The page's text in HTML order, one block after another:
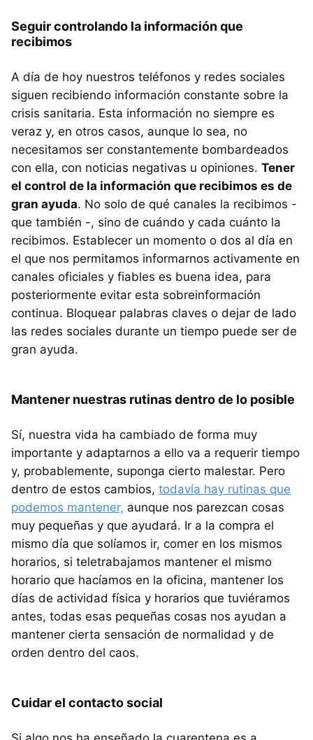
Seguir controlando la información que
recibimos
A día de hoy nuestros teléfonos y redes sociales
siguen recibiendo información constante sobre la
crisis sanitaria. Esta información no siempre es
veraz y, en otros casos, aunque lo sea, no
necesitamos ser constantemente bombardeados
con ella, con noticias negativas u opiniones. Tener
el control de la información que recibimos es de
gran ayuda. No solo de qué canales la recibimos -
que también -, sino de cuándo y cada cuánto la
recibimos. Establecer un momento o dos al día en
el que nos permitamos informarnos activamente en
canales oficiales y fiables es buena idea, para
posteriormente evitar esta sobreinformación
continua. Bloquear palabras claves o dejar de lado
las redes sociales durante un tiempo puede ser de
gran ayuda.
Mantener nuestras rutinas dentro de lo posible
Sí, nuestra vida ha cambiado de forma muy
importante y adaptarnos a ello va a requerir tiempo
y, probablemente, suponga cierto malestar. Pero
dentro de estos cambios, todavía hay rutinas que
podemos mantener, aunque nos parezcan cosas
muy pequeñas y que ayudará. Ir a la compra el
mismo día que solíamos ir, comer en los mismos
horarios, si teletrabajamos mantener el mismo
horario que hacíamos en la oficina, mantener los
días de actividad física y horarios que tuviéramos
antes, todas esas pequeñas cosas nos ayudan a
mantener cierta sensación de normalidad y de
orden dentro del caos.
Cuidar el contacto social